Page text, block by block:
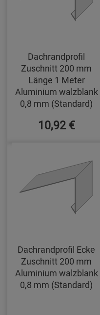
Dachrandprofil
Zuschnitt 200 mm
Länge 1 Meter
Aluminium walzblank
0,8 mm (Standard)
10,92 €
Dachrandprofil Ecke
Zuschnitt 200 mm
Aluminium walzblank
0,8 mm (Standard)